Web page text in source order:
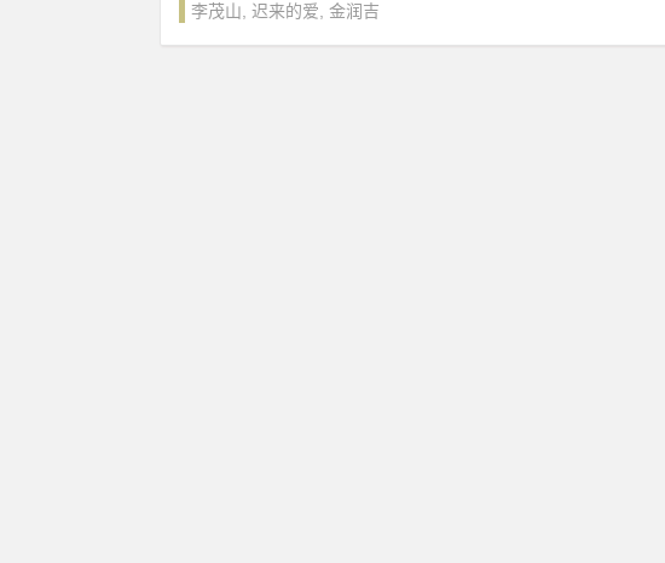
李茂山 迟来的爱 金润吉